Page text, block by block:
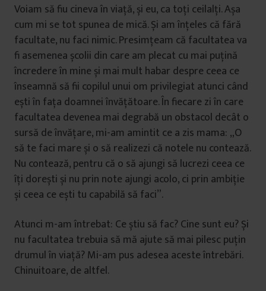
Voiam să fiu cineva în viață, și eu, ca toți ceilalți. Așa
cum mi se tot spunea de mică. Și am înțeles că fără
facultate, nu faci nimic. Presimțeam că facultatea va
fi asemenea școlii din care am plecat cu mai puțină
încredere în mine și mai mult habar despre ceea ce
înseamnă să fii copilul unui om privilegiat atunci când
ești în fața doamnei învățătoare. În fiecare zi în care
facultatea devenea mai degrabă un obstacol decât o
sursă de învățare, mi-am amintit ce a zis mama: „O
să te faci mare și o să realizezi că notele nu contează.
Nu contează, pentru că o să ajungi să lucrezi ceea ce
îți dorești și nu prin note ajungi acolo, ci prin ambiție
și ceea ce ești tu capabilă să faci”.
Atunci m-am întrebat: Ce știu să fac? Cine sunt eu? Și
nu facultatea trebuia să mă ajute să mai pilesc puțin
drumul în viață? Mi-am pus adesea aceste întrebări.
Chinuitoare, de altfel.